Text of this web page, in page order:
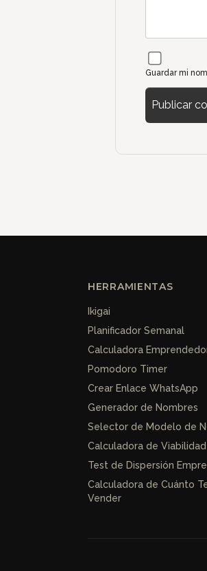
Guardar mi
HERRAMIENTAS
Ikigai
Planificador Semanal
Calculadora
Pomodoro Timer
Crear Enlace WhatsApp
Generador de Nombres
Selector de Modelo de
Calculadora de
Test de Dispersión
Calculadora de Cuánto
Vender